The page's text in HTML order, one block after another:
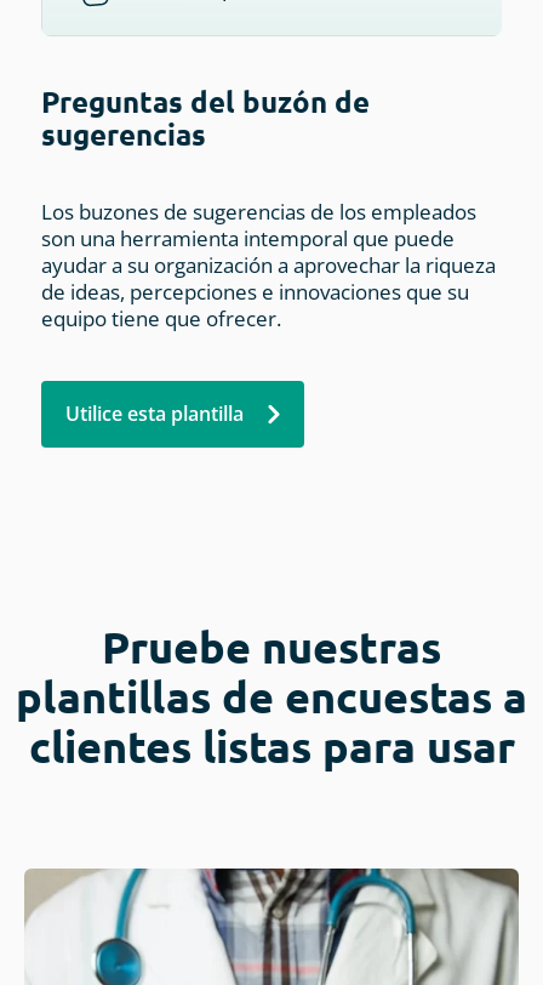
Preguntas del buzón de
sugerencias
Los buzones de sugerencias de los empleados
son una herramienta intemporal que puede
ayudar a su organización a aprovechar la riqueza
de ideas, percepciones e innovaciones que su
equipo tiene que ofrecer.
Utilice esta plantilla
Pruebe nuestras
plantillas de encuestas a
clientes listas para usar